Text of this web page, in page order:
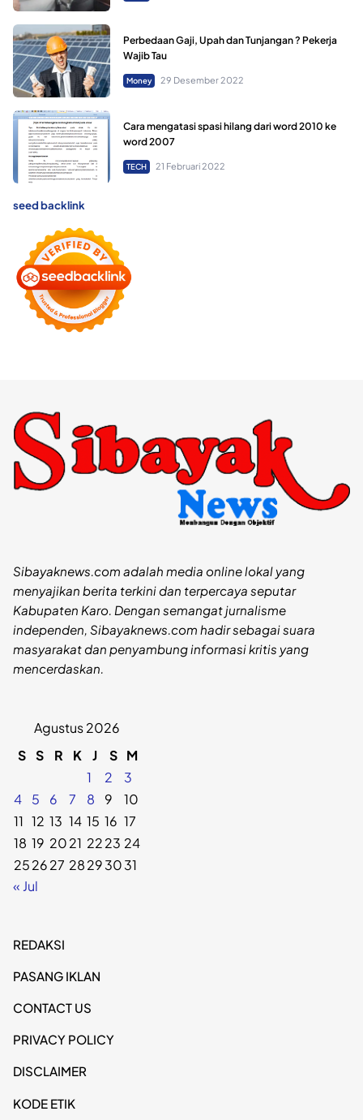
Perbedaan Gaji, Upah dan Tunjangan ? Pekerja
Wajib Tau
Money 29 Desember 2022
Cara mengatasi spasi hilang dari word 2010 ke
word 2007
TECH 21 Februari 2022
seed backlink
Sibayaknews.com adalah media online lokal yang
menyajikan berita terkini dan terpercaya seputar
Kabupaten Karo. Dengan semangat jurnalisme
independen, Sibayaknews.com hadir sebagai suara
masyarakat dan penyambung informasi kritis yang
mencerdaskan.
Agustus 2026
S S R K J S M
1
2
3
4
5 6 7 8 9
10
11 12 13 14 15 16 17
18 19 2021 2223 24
252627 28293031
« Jul
REDAKSI
PASANG IKLAN
CONTACT US
PRIVACY POLICY
DISCLAIMER
KODE ETIK